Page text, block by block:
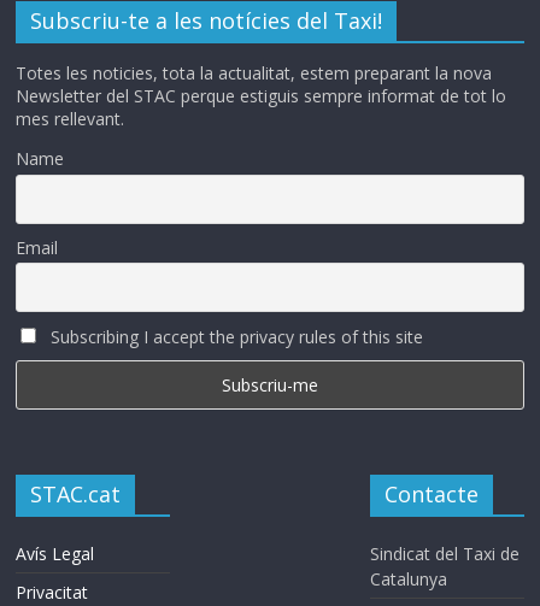
Subscriu-te a les notícies del Taxi!
Totes les noticies, tota la actualitat, estem preparant la nova
Newsletter del STAC perque estiguis sempre informat de tot lo
mes rellevant.
Name
Email
Subscribing I accept the privacy rules of this site
STAC.cat
Avís Legal
Privacitat
Contacte
Sindicat del Taxi de
Catalunya